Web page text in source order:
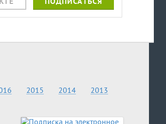
2015 2014 2013